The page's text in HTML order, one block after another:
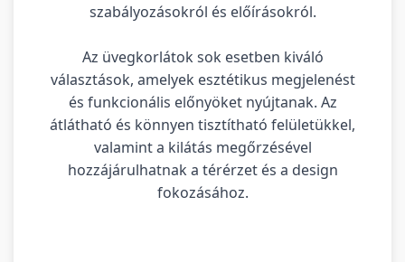
szabályozásokról és előírásokról.
Az üvegkorlátok sok esetben kiváló
választások, amelyek esztétikus megjelenést
és funkcionális előnyöket nyújtanak. Az
átlátható és könnyen tisztítható felületükkel,
valamint a kilátás megőrzésével
hozzájárulhatnak a térérzet és a design
fokozásához.